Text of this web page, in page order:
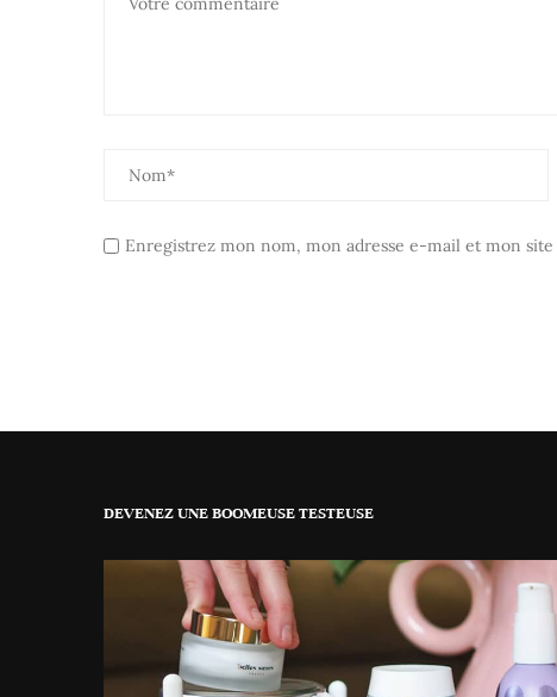
Enregistrez mon nom, mon adresse e-mail et mon
DEVENEZ UNE BOOMEUSE TESTEUSE